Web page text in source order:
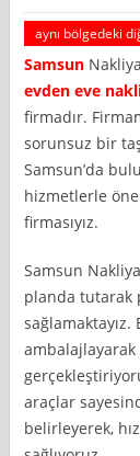
aynı bölgedeki
Samsun
evden eve
firmadır.
sorunsuz bir
Samsun’da
hizmetlerle
firmasıyız.
Samsun
planda tutarak
sağlamaktayız.
araçlar
belirleyerek,